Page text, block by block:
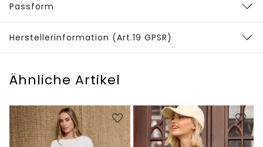
Passform
Herstellerinformation (Art.19 GPSR)
Ähnliche Artikel